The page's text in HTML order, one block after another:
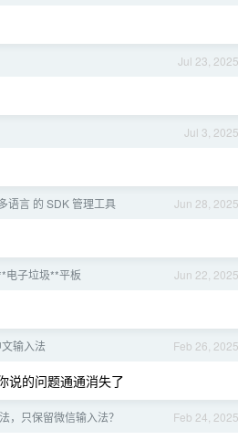
Jul 23, 2025
Jul 3, 2025
Jun 28, 2025
语言 的 SDK 管理工具
Jun 22, 2025
电子垃圾**平板
Feb 26, 2025
输入法
说的问题通通消失了
Feb 24, 2025
，只保留微信输入法？